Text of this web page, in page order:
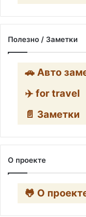
Полезно / Заметки
🚗 Авто
✈️ for travel
📄 Заметки
О проекте
🐸 О